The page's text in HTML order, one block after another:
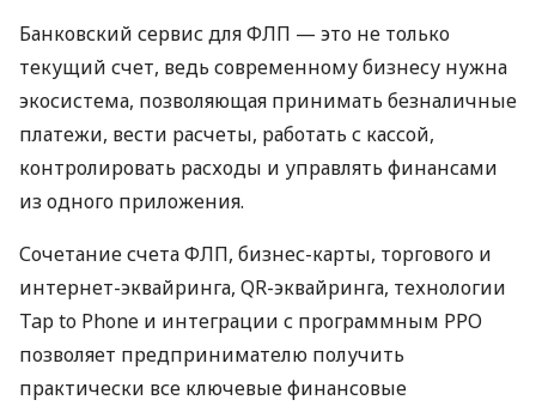
Банковский сервис для ФЛП — это не только
текущий счет, ведь современному бизнесу нужна
экосистема, позволяющая принимать безналичные
платежи, вести расчеты, работать с кассой,
контролировать расходы и управлять финансами
из одного приложения.
Сочетание счета ФЛП, бизнес-карты, торгового и
интернет-эквайринга, QR-эквайринга, технологии
Tap to Phone и интеграции с программным РРО
позволяет предпринимателю получить
практически все ключевые финансовые